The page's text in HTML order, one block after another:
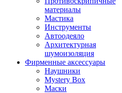
материалы
Мастика
Инструменты
Автоодеяло
Архитектурная
шумоизоляция
Фирменные аксессуары
Наушники
Mystery Box
Маски